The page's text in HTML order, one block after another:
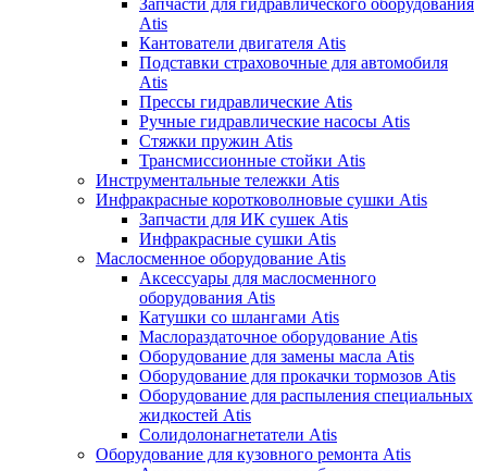
Atis
Кантователи двигателя Atis
Подставки страховочные для автомобиля
Atis
Прессы гидравлические Atis
Ручные гидравлические насосы Atis
Стяжки пружин Atis
Трансмиссионные стойки Atis
Инструментальные тележки Atis
Инфракрасные коротковолновые сушки Atis
Запчасти для ИК сушек Atis
Инфракрасные сушки Atis
Маслосменное оборудование Atis
Аксессуары для маслосменного
оборудования Atis
Катушки со шлангами Atis
Маслораздаточное оборудование Atis
Оборудование для замены масла Atis
Оборудование для прокачки тормозов Atis
Оборудование для распыления специальных
жидкостей Atis
Солидолонагнетатели Atis
Оборудование для кузовного ремонта Atis